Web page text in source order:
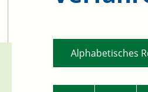
Alphabetisches